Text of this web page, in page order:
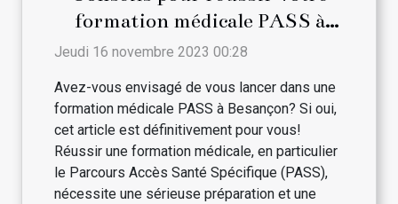
formation médicale PASS à
Besançon
Jeudi 16 novembre 2023 00:28
Avez-vous envisagé de vous lancer dans une
formation médicale PASS à Besançon? Si oui,
cet article est définitivement pour vous!
Réussir une formation médicale, en particulier
le Parcours Accès Santé Spécifique (PASS),
nécessite une sérieuse préparation et une